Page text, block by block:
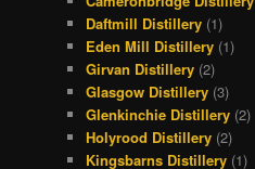
Daftmill Distillery (1)
Eden Mill Distillery (1)
Girvan Distillery (2)
Glasgow Distillery (3)
Glenkinchie Distillery (2)
Holyrood Distillery (2)
Kingsbarns Distillery (1)